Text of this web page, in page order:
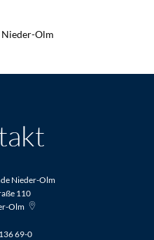
Nieder-Olm
Nieder-Olm
110
Olm
69-0